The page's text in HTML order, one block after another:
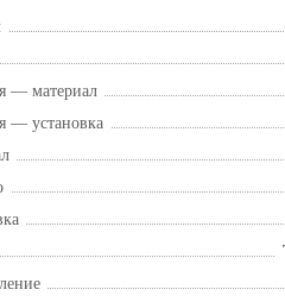
— материал
— установка